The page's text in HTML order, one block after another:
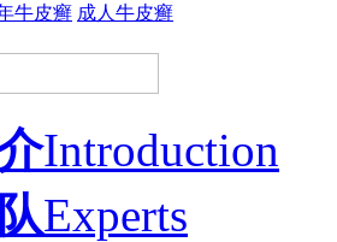
牛皮癣 成人牛皮癣
Introduction
Experts